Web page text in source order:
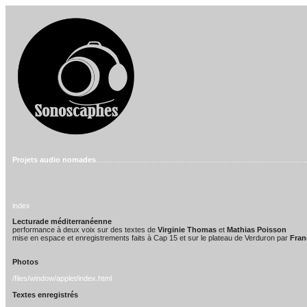
Projets audio nomades
index
Lecturade méditerranéenne
performance à deux voix sur des textes de Virginie Thomas et Mathias Poisson
mise en espace et enregistrements faits à Cap 15 et sur le plateau de Verduron par
Photos
/files/window/applet/index.html
Textes enregistrés